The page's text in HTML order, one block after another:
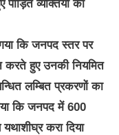
व्यक्तियों का
कि जनपद स्तर पर
करते हुए उनकी नियमित
लम्बित प्रकरणों का
कि जनपद में 600
करा दिया